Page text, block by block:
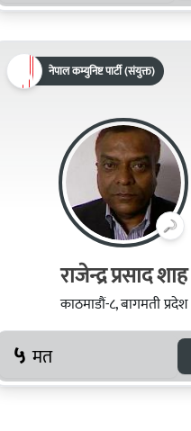
नेपाल कम्युनिष्ट पार्टी (संयुक्त)
राजेन्द्र प्रसाद शाह
काठमाडौं-८, बागमती प्रदेश
५ मत